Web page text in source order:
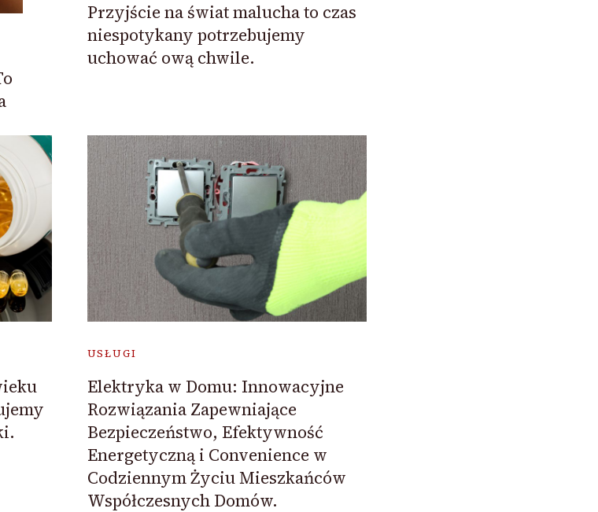
Przyjście na świat malucha to czas
niespotykany potrzebujemy
uchować ową chwile.
USŁUGI
Elektryka w Domu: Innowacyjne
Rozwiązania Zapewniające
Bezpieczeństwo, Efektywność
Energetyczną i Convenience w
Codziennym Życiu Mieszkańców
Współczesnych Domów.